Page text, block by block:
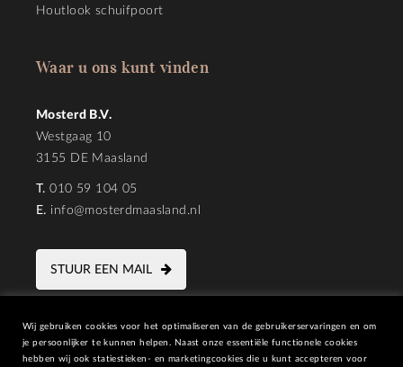
Houtlook schuifpoort
Waar u ons kunt vinden
Mosterd B.V.
Westgaag 10
3155 DE Maasland
T. 010 59 104 05
E. info@mosterdmaasland.nl
STUUR EEN MAIL
Wij gebruiken cookies voor het optimaliseren van de gebruikerservaringen en om
je persoonlijker te kunnen helpen. Naast onze essentiële functionele cookies
hebben wij ook statiestieken- en marketingcookies die u kunt accepteren voor